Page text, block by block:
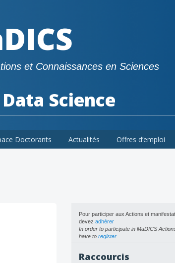
et Connaissances en Sciences
Science
Doctorants Actualités Offres d’emploi
Pour participer aux Actions et
devez adhérer
In order to participate in MaDICS
have to register
Raccourcis